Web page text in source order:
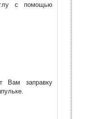
с помощью
Вам заправку